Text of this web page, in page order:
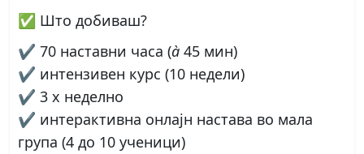
✅ Што добиваш?
✔ 70 наставни часа (à 45 мин)
✔ интензивен курс (10 недели)
✔ 3 x неделно
✔ интерактивна онлајн настава во мала
група (4 до 10 ученици)